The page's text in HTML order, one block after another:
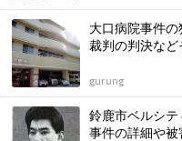
大口病院事件
裁判の判決など
gurung
鈴鹿市ベルシテ
事件の詳細や